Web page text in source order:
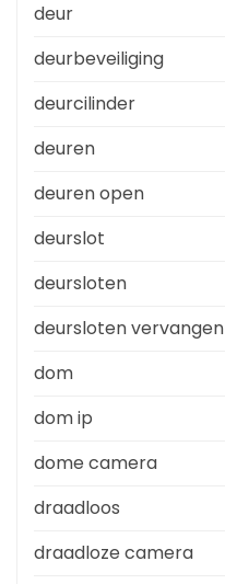
deur
deurbeveiliging
deurcilinder
deuren
deuren open
deurslot
deursloten
deursloten vervangen
dom
dom ip
dome camera
draadloos
draadloze camera